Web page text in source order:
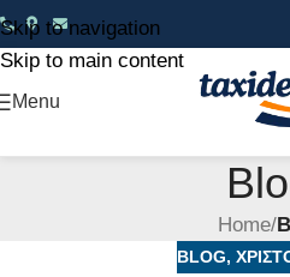
Skip to navigation
Skip to main content
Menu
Home/
BLOG,